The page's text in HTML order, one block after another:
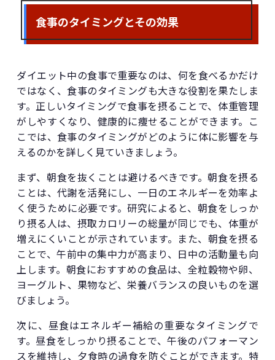
食事のタイミングとその効果
ダイエット中の食事で重要なのは、何を食べるかだけ
ではなく、食事のタイミングも大きな役割を果たしま
す。正しいタイミングで食事を摂ることで、体重管理
がしやすくなり、健康的に痩せることができます。こ
こでは、食事のタイミングがどのように体に影響を与
えるのかを詳しく見ていきましょう。
まず、朝食を抜くことは避けるべきです。朝食を摂る
ことは、代謝を活発にし、一日のエネルギーを効率よ
く使うために必要です。研究によると、朝食をしっか
り摂る人は、摂取カロリーの総量が同じでも、体重が
増えにくいことが示されています。また、朝食を摂る
ことで、午前中の集中力が高まり、日中の活動量も向
上します。朝食におすすめの食品は、全粒穀物や卵、
ヨーグルト、果物など、栄養バランスの良いものを選
びましょう。
次に、昼食はエネルギー補給の重要なタイミングで
す。昼食をしっかり摂ることで、午後のパフォーマン
スを維持し、夕食時の過食を防ぐことができます。特